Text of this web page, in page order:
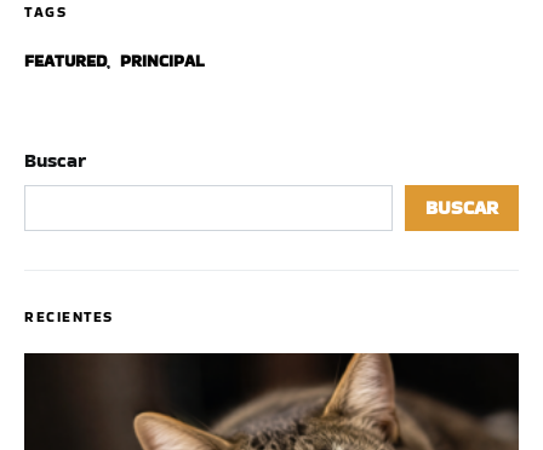
TAGS
FEATURED, PRINCIPAL
Buscar
BUSCAR
RECIENTES